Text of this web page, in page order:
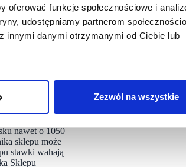
funkcje społecznościowe i
udostępniamy partnerom
innymi danymi otrzymanymi od Ciebie lub
Zezwól na wszystkie
wszystkim
na rynku
mówi Anna
przeznaczy
w styczniu
nawet o 1050
sklepu może
stawki wahają
Sklepu
Dołącz do